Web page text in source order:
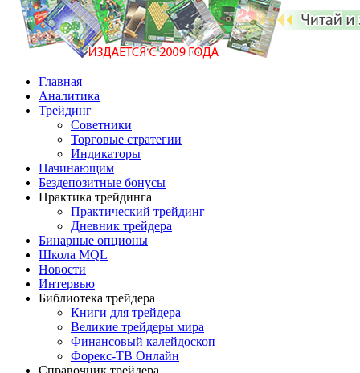
Главная
Аналитика
Трейдинг
Советники
Торговые стратегии
Индикаторы
Начинающим
Бездепозитные бонусы
Практика трейдинга
Практический трейдинг
Дневник трейдера
Бинарные опционы
Школа MQL
Новости
Интервью
Библиотека трейдера
Книги для трейдера
Великие трейдеры мира
Финансовый калейдоскоп
Форекс-ТВ Онлайн
Справочник трейдера